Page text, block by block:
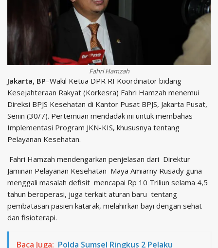
Fahri Hamzah
Jakarta, BP–Wakil Ketua DPR RI Koordinator bidang
Kesejahteraan Rakyat (Korkesra) Fahri Hamzah menemui
Direksi BPJS Kesehatan di Kantor Pusat BPJS, Jakarta Pusat,
Senin (30/7). Pertemuan mendadak ini untuk membahas
Implementasi Program JKN-KIS, khususnya tentang
Pelayanan Kesehatan.
Fahri Hamzah mendengarkan penjelasan dari Direktur
Jaminan Pelayanan Kesehatan Maya Amiarny Rusady guna
menggali masalah defisit mencapai Rp 10 Triliun selama 4,5
tahun beroperasi, juga terkait aturan baru tentang
pembatasan pasien katarak, melahirkan bayi dengan sehat
dan fisioterapi.
Baca Juga: Polda Sumsel Ringkus 2 Pelaku